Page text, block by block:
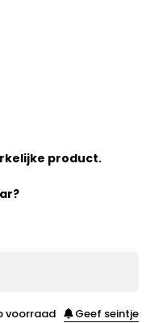
product.
voorraad Geef seintje